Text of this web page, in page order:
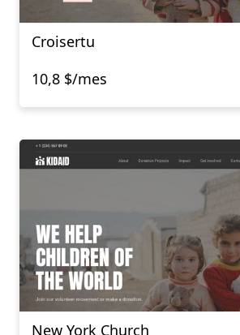
Croisertu
10,8 $/mes
New York Church